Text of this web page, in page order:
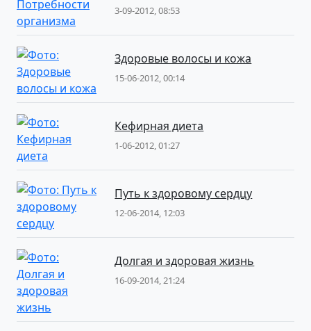
3-09-2012, 08:53
Здоровые волосы и кожа
15-06-2012, 00:14
Кефирная диета
1-06-2012, 01:27
Путь к здоровому сердцу
12-06-2014, 12:03
Долгая и здоровая жизнь
16-09-2014, 21:24